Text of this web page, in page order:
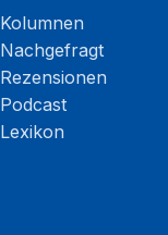
Kolumnen
Nachgefragt
Rezensionen
Podcast
Lexikon